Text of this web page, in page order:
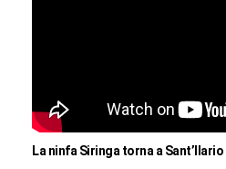
La ninfa Siringa torna a